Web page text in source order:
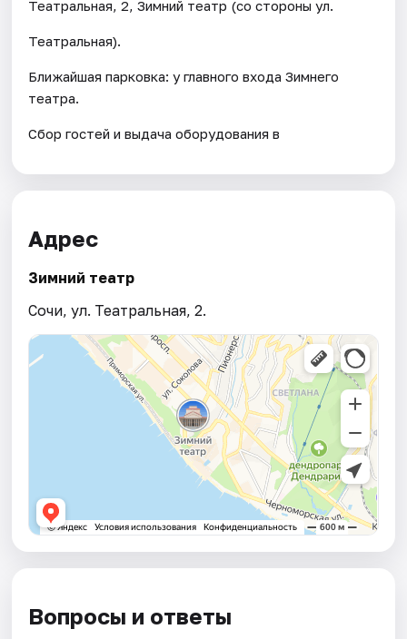
Театральная, 2, Зимний театр (со стороны ул.
Театральная).
Ближайшая парковка: у главного входа Зимнего
театра.
Сбор гостей и выдача оборудования в
Адрес
Зимний театр
Сочи, ул. Театральная, 2.
Вопросы и ответы